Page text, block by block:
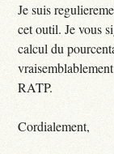
Je suis
cet outil. Je vous
calcul du
RATP.
Cordialement,